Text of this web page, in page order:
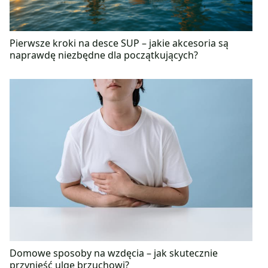
Pierwsze kroki na desce SUP – jakie akcesoria są
naprawdę niezbędne dla początkujących?
Domowe sposoby na wzdęcia – jak skutecznie
przynieść ulgę brzuchowi?